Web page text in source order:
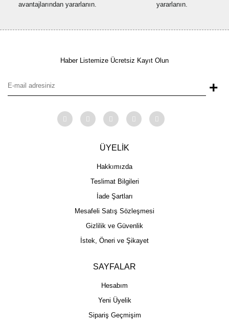
avantajlarından yararlanın.
yararlanın.
Haber Listemize Ücretsiz Kayıt Olun
+
ÜYELİK
Hakkımızda
Teslimat Bilgileri
İade Şartları
Mesafeli Satış Sözleşmesi
Gizlilik ve Güvenlik
İstek, Öneri ve Şikayet
SAYFALAR
Hesabım
Yeni Üyelik
Sipariş Geçmişim